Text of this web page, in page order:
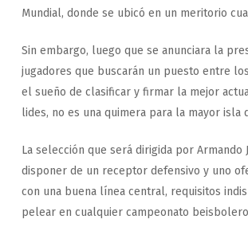
Mundial, donde se ubicó en un meritorio
Sin embargo, luego que se anunciara la
jugadores que buscarán un puesto entre
el sueño de clasificar y firmar la mejor
lides, no es una quimera para la mayor isla
La selección que será dirigida por Armando
disponer de un receptor defensivo y uno
con una buena línea central, requisitos
pelear en cualquier campeonato